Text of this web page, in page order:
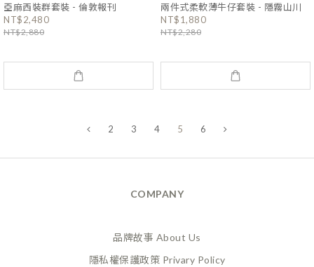
亞麻西裝群套裝 - 倫敦報刊
NT$2,480
NT$2,880
兩件式柔軟薄牛仔套裝 - 隱霧山川
NT$1,880
NT$2,280
2 3 4 5 6
COMPANY
品牌故事 About Us
隱私權保護政策 Privary Policy